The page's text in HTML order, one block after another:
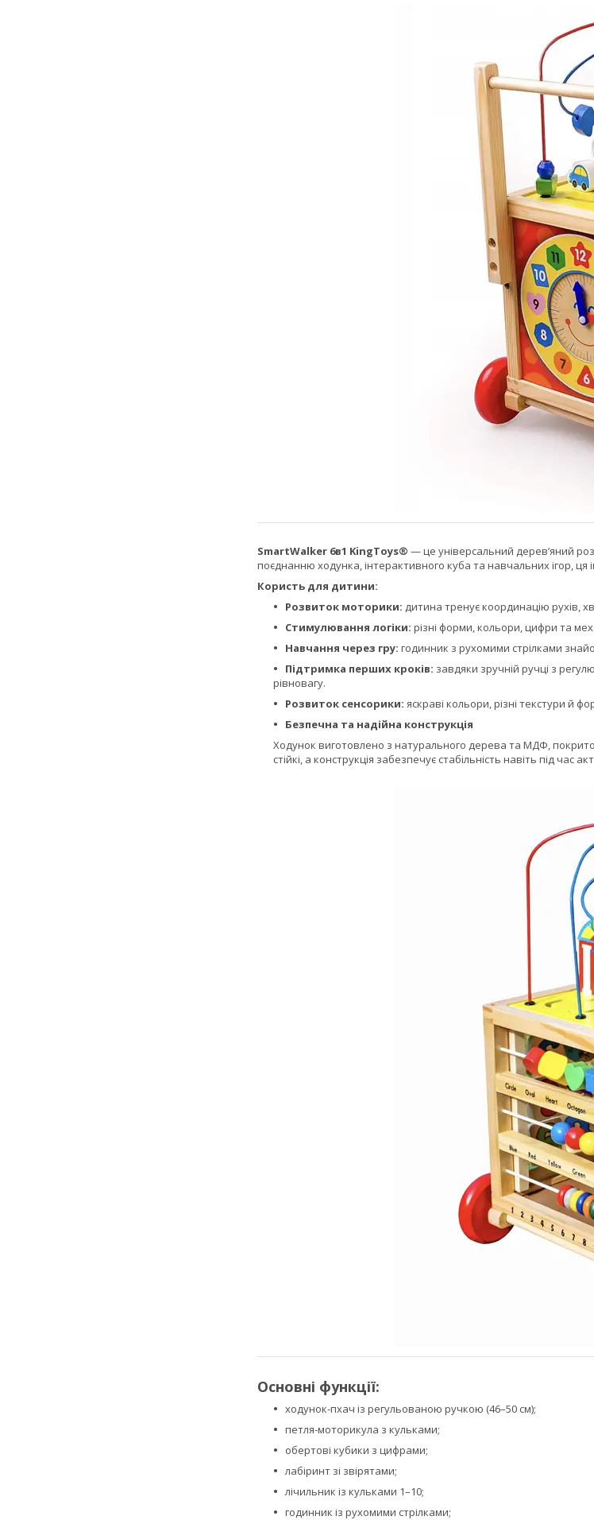
SmartWalker 6в1 KingToys® — це універсальний дерев’яний
поєднанню ходунка, інтерактивного куба та навчальних ігор,
Користь для дитини:
Розвиток моторики: дитина тренує координацію рухів,
Стимулювання логіки: різні форми, кольори, цифри та
Навчання через гру: годинник з рухомими стрілками
Підтримка перших кроків: завдяки зручній ручці з
рівновагу.
Розвиток сенсорики: яскраві кольори, різні текстури й
Безпечна та надійна конструкція
Ходунок виготовлено з натурального дерева та МДФ,
стійкі, а конструкція забезпечує стабільність навіть під час
Основні функції:
ходунок-пхач із регульованою ручкою (46–50 см);
петля-моторикула з кульками;
обертові кубики з цифрами;
лабіринт зі звірятами;
лічильник із кульками 1–10;
годинник із рухомими стрілками;